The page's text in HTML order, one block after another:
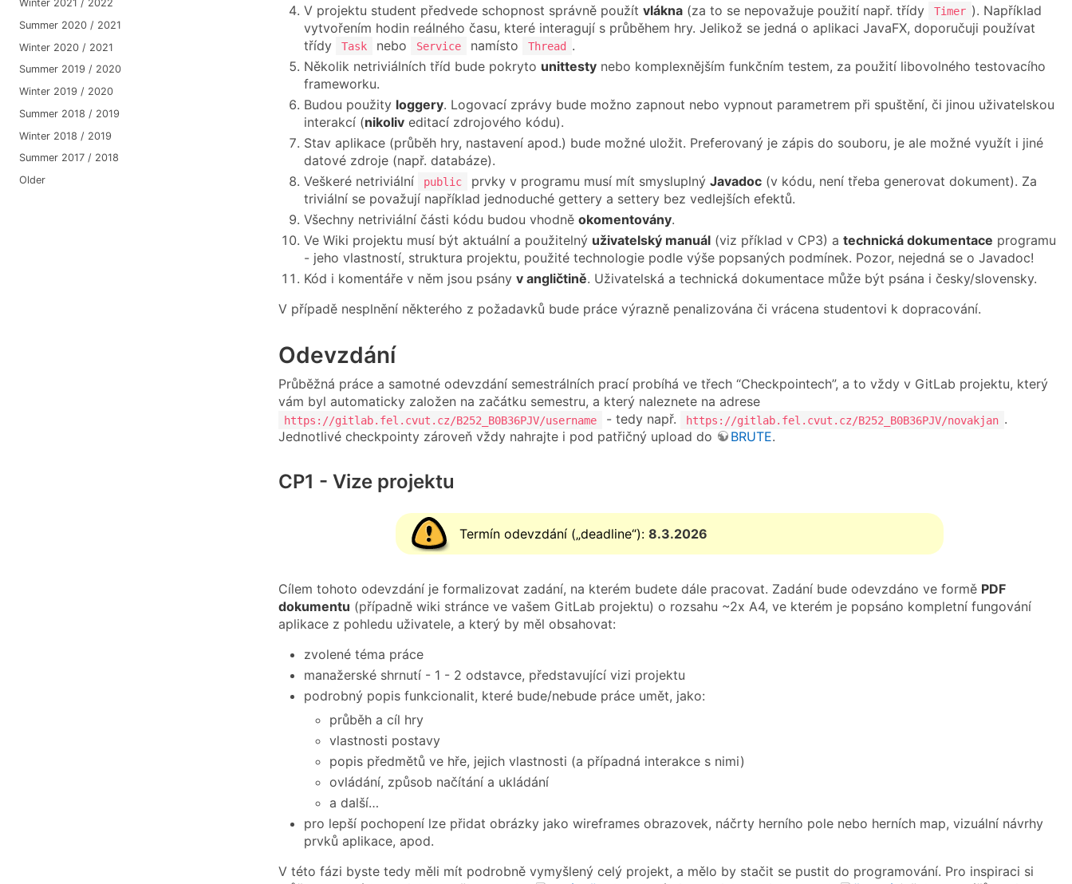
Winter 2021 / 2022
Summer 2020 / 2021
Winter 2020 / 2021
Summer 2019 / 2020
Winter 2019 / 2020
Summer 2018 / 2019
Winter 2018 / 2019
Summer 2017 / 2018
Older
V projektu student předvede schopnost správně použít vlákna (za to se nepovažuje použití např. třídy Timer ). Například
vytvořením hodin reálného času, které interagují s průběhem hry. Jelikož se jedná o aplikaci JavaFX, doporučuji používat
třídy
Task nebo Service namísto Thread
.
Několik netriviálních tříd bude pokryto unittesty nebo komplexnějším funkčním testem, za použití libovolného testovacího
frameworku.
Budou použity loggery. Logovací zprávy bude možno zapnout nebo vypnout parametrem při spuštění, či jinou uživatelskou
interakcí (nikoliv editací zdrojového kódu).
Stav aplikace (průběh hry, nastavení apod.) bude možné uložit. Preferovaný je zápis do souboru, je ale možné využít i jiné
datové zdroje (např. databáze).
Veškeré netriviální
public prvky v programu musí mít smysluplný Javadoc (v kódu, není třeba generovat dokument). Za
triviální se považují například jednoduché gettery a settery bez vedlejších efektů.
Všechny netriviální části kódu budou vhodně okomentovány.
Ve Wiki projektu musí být aktuální a použitelný uživatelský manuál (viz příklad v CP3) a technická dokumentace programu
- jeho vlastností, struktura projektu, použité technologie podle výše popsaných podmínek. Pozor, nejedná se o Javadoc!
Kód i komentáře v něm jsou psány v angličtině. Uživatelská a technická dokumentace může být psána i česky/slovensky.
V případě nesplnění některého z požadavků bude práce výrazně penalizována či vrácena studentovi k dopracování.
Odevzdání
Průběžná práce a samotné odevzdání semestrálních prací probíhá ve třech “Checkpointech”, a to vždy v GitLab projektu, který
vám byl automaticky založen na začátku semestru, a který naleznete na adrese
https://gitlab.fel.cvut.cz/B252_B0B36PJV/username - tedy např. https://gitlab.fel.cvut.cz/B252_B0B36PJV/novakjan .
Jednotlivé checkpointy zároveň vždy nahrajte i pod patřičný upload do
BRUTE.
CP1 - Vize projektu
Termín odevzdání („deadline“):8.3.2026
Cílem tohoto odevzdání je formalizovat zadání, na kterém budete dále pracovat. Zadání bude odevzdáno ve formě PDF
dokumentu (případně wiki stránce ve vašem GitLab projektu) o rozsahu ~2x A4, ve kterém je popsáno kompletní fungování
aplikace z pohledu uživatele, a který by měl obsahovat:
zvolené téma práce
manažerské shrnutí - 1 - 2 odstavce, představující vizi projektu
podrobný popis funkcionalit, které bude/nebude práce umět, jako:
průběh a cíl hry
vlastnosti postavy
popis předmětů ve hře, jejich vlastnosti (a případná interakce s nimi)
ovládání, způsob načítání a ukládání
a další…
pro lepší pochopení lze přidat obrázky jako wireframes obrazovek, náčrty herního pole nebo herních map, vizuální návrhy
prvků aplikace, apod.
V této fázi byste tedy měli mít podrobně vymyšlený celý projekt, a mělo by stačit se pustit do programování. Pro inspiraci si